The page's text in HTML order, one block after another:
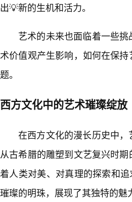
出💡新的生机和活力。
艺术的未来也面临着一些
术价值观产生影响，如何在保
题。
西方文化中的艺术璀璨绽放
在西方文化的漫长历史中
从古希腊的雕塑到文艺复兴时
着人类对美、对真理的探索和
璀璨的明珠，展现了其独特的魅